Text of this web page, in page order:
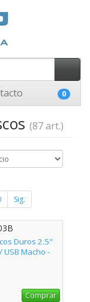
0
(87 art.)
Sig.
Duros 2.5"
USB Macho -
Comprar